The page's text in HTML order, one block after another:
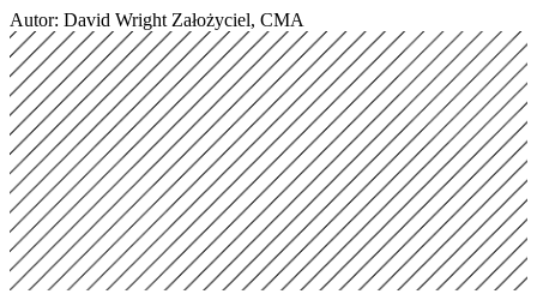
Autor: David Wright Założyciel, CMA